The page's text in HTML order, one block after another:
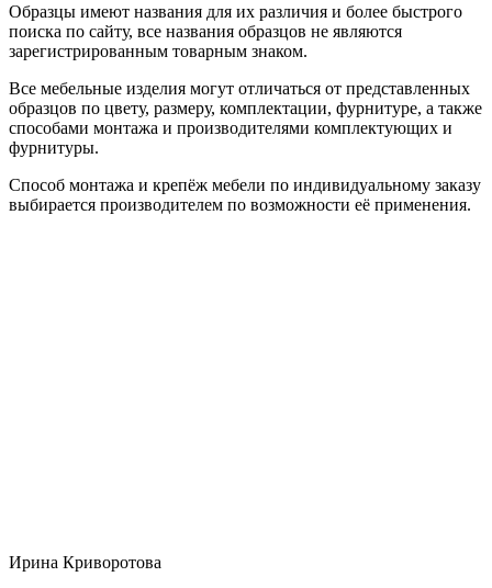
Образцы имеют названия для их различия и более быстрого
поиска по сайту, все названия образцов не являются
зарегистрированным товарным знаком.
Все мебельные изделия могут отличаться от представленных
образцов по цвету, размеру, комплектации, фурнитуре, а также
способами монтажа и производителями комплектующих и
фурнитуры.
Способ монтажа и крепёж мебели по индивидуальному заказу
выбирается производителем по возможности её применения.
Ирина Криворотова